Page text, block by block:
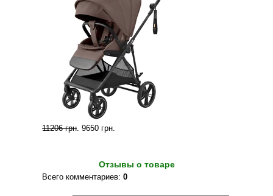
11206 грн. 9650 грн.
Отзывы о товаре
Всего комментариев: 0